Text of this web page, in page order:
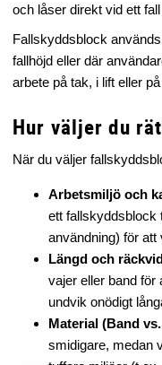
och låser direkt vid ett
Fallskyddsblock
fallhöjd eller där
arbete på tak, i lift eller
Hur väljer du
När du väljer
Arbetsmiljö och
ett fallskyddsblock
användning) för
Längd och
vajer eller band för
undvik onödigt
Material (Band
smidigare, medan